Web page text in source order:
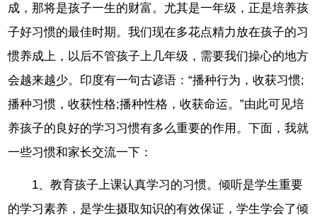
成，那将是孩子一生的财富。尤其是一年级，正是培养孩
子好习惯的最佳时期。我们现在多花点精力放在孩子的习
惯养成上，以后不管孩子上几年级，需要我们操心的地方
会越来越少。印度有一句古谚语：“播种行为，收获习惯;
播种习惯，收获性格;播种性格，收获命运。”由此可见培
养孩子的良好的学习习惯有多么重要的作用。下面，我就
一些习惯和家长交流一下：
1、教育孩子上课认真学习的习惯。倾听是学生重要
的学习素养，是学生摄取知识的有效保证，学生学会了倾